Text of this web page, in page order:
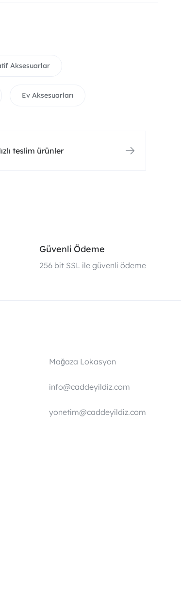
Aksesuarlar
Ev Aksesuarları
teslim ürünler
Güvenli Ödeme
256 bit SSL ile güvenli ödeme
Mağaza Lokasyon
info@caddeyildiz.com
yonetim@caddeyildiz.com